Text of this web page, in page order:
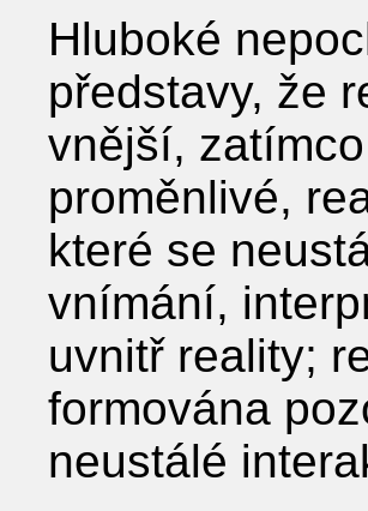
Hluboké
představy, že
vnější,
proměnlivé,
které se
vnímání,
uvnitř reality;
formována
neustálé